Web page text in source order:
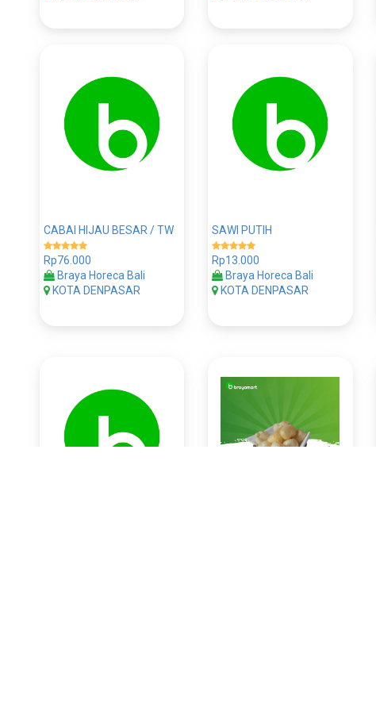
CABAI HIJAU BESAR / TW
Rp76.000
Braya Horeca Bali
KOTA DENPASAR
SAWI PUTIH
Rp13.000
Braya Horeca Bali
KOTA DENPASAR